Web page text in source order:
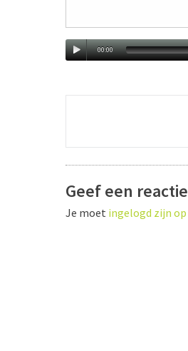
00:00
Geef een reactie
Je moet ingelogd zijn op